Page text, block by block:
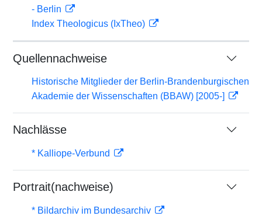
- Berlin
Index Theologicus (IxTheo)
Quellennachweise
Historische Mitglieder der Berlin-Brandenburgischen
Akademie der Wissenschaften (BBAW) [2005-]
Nachlässe
* Kalliope-Verbund
Portrait(nachweise)
* Bildarchiv im Bundesarchiv